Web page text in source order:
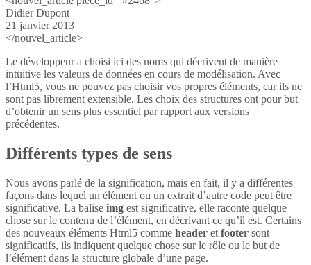
Didier Dupont
21 janvier 2013
</nouvel_article>
Le développeur a choisi ici des noms qui décrivent de manière
intuitive les valeurs de données en cours de modélisation. Avec
l’Html5, vous ne pouvez pas choisir vos propres éléments, car ils ne
sont pas librement extensible. Les choix des structures ont pour but
d’obtenir un sens plus essentiel par rapport aux versions
précédentes.
Différents types de sens
Nous avons parlé de la signification, mais en fait, il y a différentes
façons dans lequel un élément ou un extrait d’autre code peut être
significative. La balise img est significative, elle raconte quelque
chose sur le contenu de l’élément, en décrivant ce qu’il est. Certains
des nouveaux éléments Html5 comme header et footer sont
significatifs, ils indiquent quelque chose sur le rôle ou le but de
l’élément dans la structure globale d’une page.